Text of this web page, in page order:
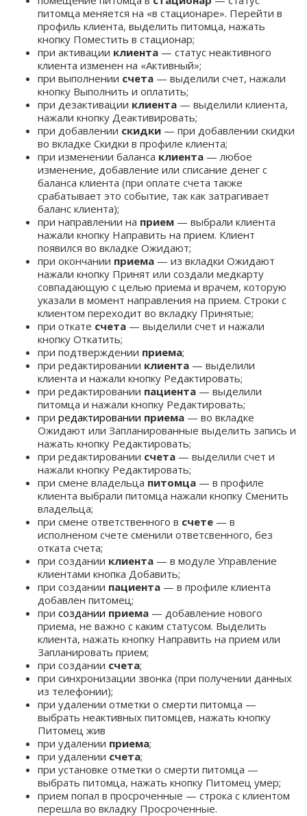
питомца меняется на «в стационаре». Перейти в
профиль клиента, выделить питомца, нажать
кнопку Поместить в стационар;
при активации клиента — статус неактивного
клиента изменен на «Активный»;
при выполнении счета — выделили счет, нажали
кнопку Выполнить и оплатить;
при дезактивации клиента — выделили клиента,
нажали кнопку Деактивировать;
при добавлении скидки — при добавлении скидки
во вкладке Скидки в профиле клиента;
при изменении баланса клиента — любое
изменение, добавление или списание денег с
баланса клиента (при оплате счета также
срабатывает это событие, так как затрагивает
баланс клиента);
при направлении на прием — выбрали клиента
нажали кнопку Направить на прием. Клиент
появился во вкладке Ожидают;
при окончании приема — из вкладки Ожидают
нажали кнопку Принят или создали медкарту
совпадающую с целью приема и врачем, которую
указали в момент направления на прием. Строки с
клиентом переходит во вкладку Принятые;
при откате счета — выделили счет и нажали
кнопку Откатить;
при подтверждении приема;
при редактировании клиента — выделили
клиента и нажали кнопку Редактировать;
при редактировании пациента — выделили
питомца и нажали кнопку Редактировать;
при редактировании приема — во вкладке
Ожидают или Запланированные выделить запись и
нажать кнопку Редактировать;
при редактировании счета — выделили счет и
нажали кнопку Редактировать;
при смене владельца питомца — в профиле
клиента выбрали питомца нажали кнопку Сменить
владельца;
при смене ответственного в счете — в
исполненом счете сменили ответсвенного, без
отката счета;
при создании клиента — в модуле Управление
клиентами кнопка Добавить;
при создании пациента — в профиле клиента
добавлен питомец;
при создании приема — добавление нового
приема, не важно с каким статусом. Выделить
клиента, нажать кнопку Направить на прием или
Запланировать прием;
при создании счета;
при синхронизации звонка (при получении данных
из телефонии);
при удалении отметки о смерти питомца —
выбрать неактивных питомцев, нажать кнопку
Питомец жив
при удалении приема;
при удалении счета;
при установке отметки о смерти питомца —
выбрать питомца, нажать кнопку Питомец умер;
прием попал в просроченные — строка с клиентом
перешла во вкладку Просроченные.